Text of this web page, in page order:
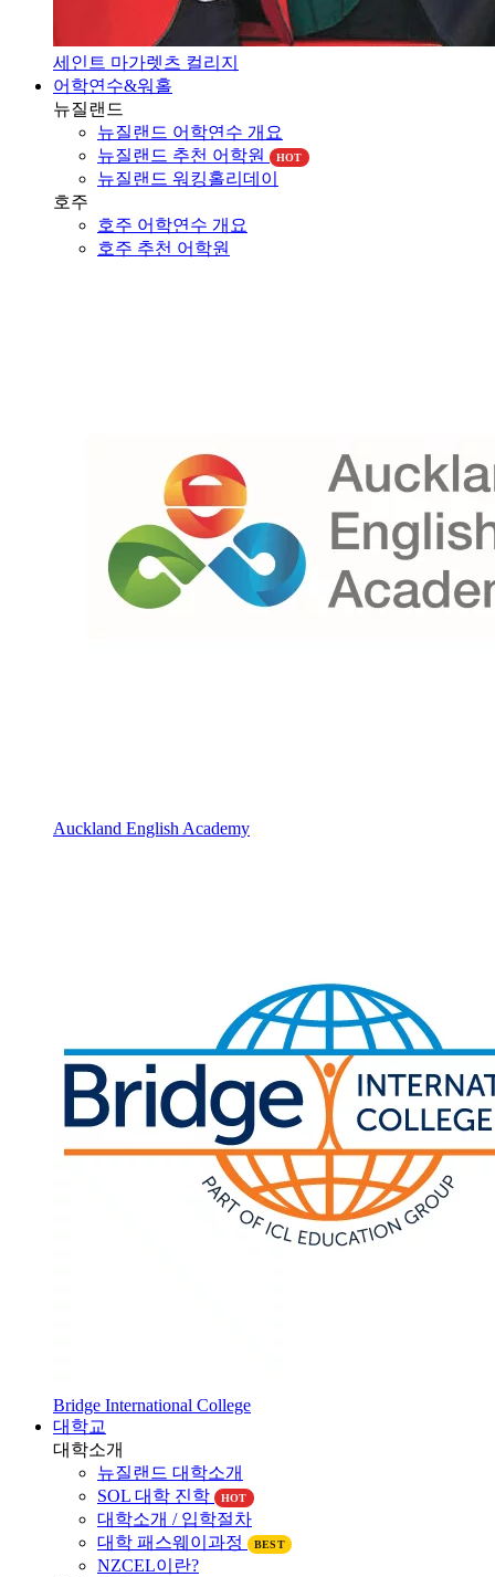
세인트 마가렛츠 컬리지
어학연수&워홀
뉴질랜드
뉴질랜드 어학연수 개요
뉴질랜드 추천 어학원
HOT
뉴질랜드 워킹홀리데이
호주
호주 추천 어학원
대학교
대학소개
뉴질랜드 대학소개
SOL 대학 진학
HOT
대학소개 / 입학절차
대학 패스웨이과정
NZCEL이란?
추천 대학교